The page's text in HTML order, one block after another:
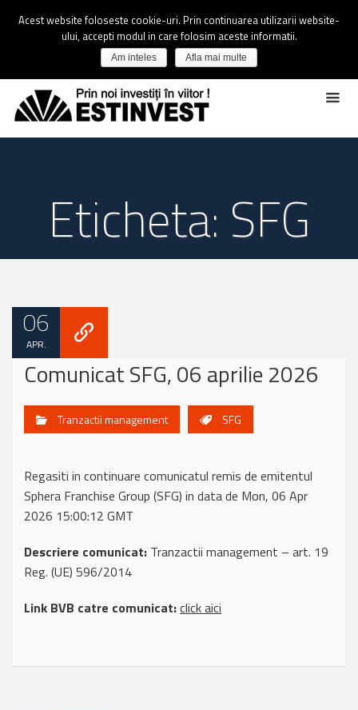
Eticheta: SFG
06
APR.
Comunicat SFG, 06 aprilie 2026
Tranzactii management SFG
Regasiti in continuare comunicatul remis de emitentul
Sphera Franchise Group (SFG) in data de Mon, 06 Apr
2026 15:00:12 GMT
Descriere comunicat: Tranzactii management – art. 19
Reg. (UE) 596/2014
Link BVB catre comunicat:click aici
Acest website foloseste cookie-uri. Prin continuarea utilizarii website-
ului, accepti modul in care folosim aceste informatii.
Am inteles Afla mai multe